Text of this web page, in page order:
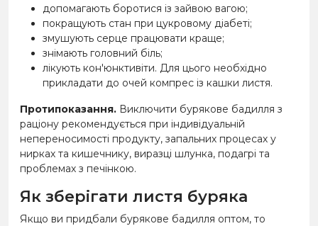
допомагають боротися із зайвою вагою;
покращують стан при цукровому діабеті;
змушують серце працювати краще;
знімають головний біль;
лікують кон'юнктивіти. Для цього необхідно
прикладати до очей компрес із кашки листя.
Протипоказання. Виключити бурякове бадилля з
раціону рекомендується при індивідуальній
непереносимості продукту, запальних процесах у
нирках та кишечнику, виразці шлунка, подагрі та
проблемах з печінкою.
Як зберігати листя буряка
Якщо ви придбали бурякове бадилля оптом, то